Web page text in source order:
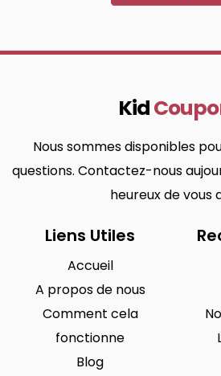
Kid
Nous sommes disponibles
questions. Contactez-nous
heureux de vous
Liens Utiles
Accueil
A propos de nous
Comment cela
fonctionne
Blog